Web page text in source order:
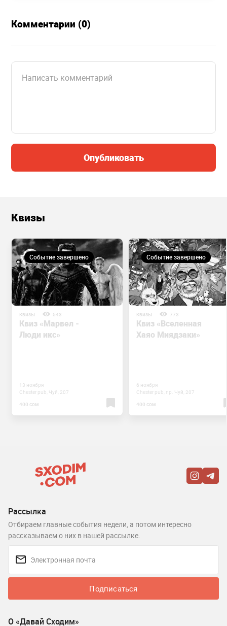
Комментарии (0)
Опубликовать
Квизы
Событие завершено
Квизы 543
Квиз «Марвел -
Люди икс»
13 ноября
Chester pub, Чуй, 207
400 сом
Событие завершено
Квизы 773
Квиз «Вселенная
Хаяо Миядзаки»
6 ноября
Chester pub, пр. Чуй, 207
400 сом
Рассылка
Отбираем главные события недели, а потом интересно
рассказываем о них в нашей рассылке.
Подписаться
О «Давай Сходим»